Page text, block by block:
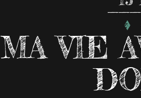
MA VIE